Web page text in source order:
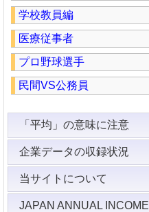
学校教員編
医療従事者
プロ野球選手
民間VS公務員
「平均」の意味に注意
企業データの収録状況
当サイトについて
JAPAN ANNUAL INCOME